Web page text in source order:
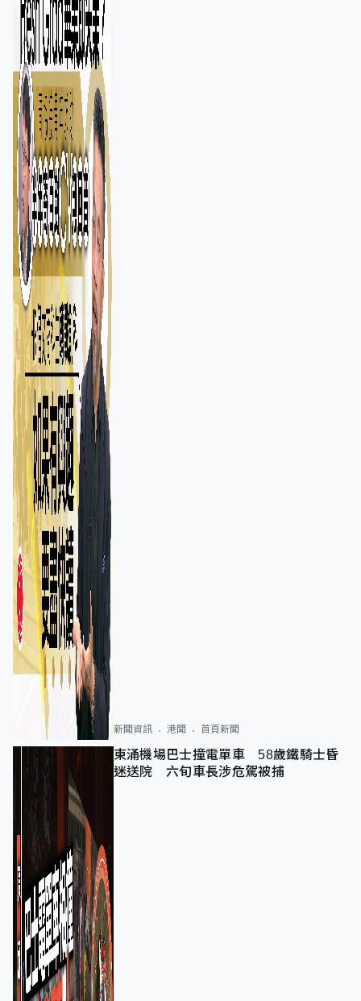
新聞資訊 港聞 首頁新聞
東涌機場巴士撞電單車 58歲鐵騎士昏
迷送院 六旬車長涉危駕被捕